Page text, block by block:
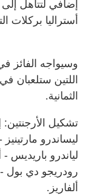
أستراليا بركلات
وسيواجه الفائز
اللتين ستلعبان
الثمانية.
تشكيل الأرجنتين:
ليساندرو
لياندرو باريديس
رودريجو دي بول -
ألفاريز.